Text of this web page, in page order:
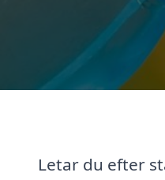
Letar du efter